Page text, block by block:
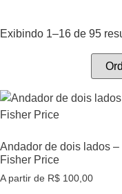
Exibindo 1–16 de 95
Andador de dois lados –
Fisher Price
A partir de R$ 100,00